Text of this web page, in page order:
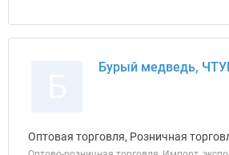
Бурый медведь,
Оптовая торговля, Розничная